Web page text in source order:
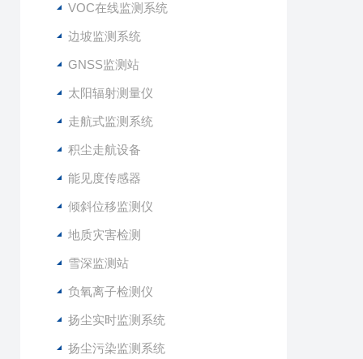
VOC在线监测系统
边坡监测系统
GNSS监测站
太阳辐射测量仪
走航式监测系统
积尘走航设备
能见度传感器
倾斜位移监测仪
地质灾害检测
雪深监测站
负氧离子检测仪
扬尘实时监测系统
扬尘污染监测系统